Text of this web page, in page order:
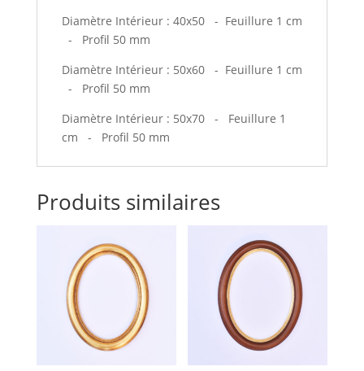
Diamètre Intérieur : 40x50 - Feuillure 1 cm
- Profil 50 mm
Diamètre Intérieur : 50x60 - Feuillure 1 cm
- Profil 50 mm
Diamètre Intérieur : 50x70 - Feuillure 1
cm - Profil 50 mm
Produits similaires